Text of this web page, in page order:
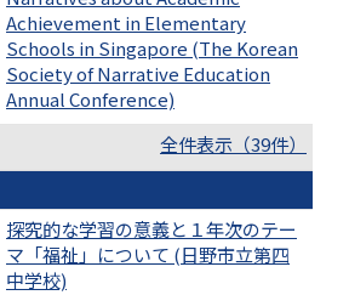
Achievement in Elementary
Schools in Singapore (The Korean
Society of Narrative Education
Annual Conference)
全件表示（39件）
探究的な学習の意義と１年次のテー
マ「福祉」について (日野市立第四
中学校)